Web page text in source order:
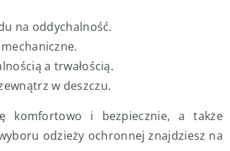
na oddychalność.
a trwałością.
w deszczu.
komfortowo i bezpiecznie, a także
odzieży ochronnej znajdziesz na